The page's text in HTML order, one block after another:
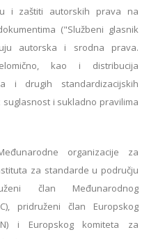
i zaštiti autorskih prava na
("Službeni glasnik
autorska i srodna prava.
kao i distribucija
i drugih standardizacijskih
i sukladno pravilima
organizacije za
za standarde u području
član Međunarodnog
pridruženi član Europskog
i Europskog komiteta za